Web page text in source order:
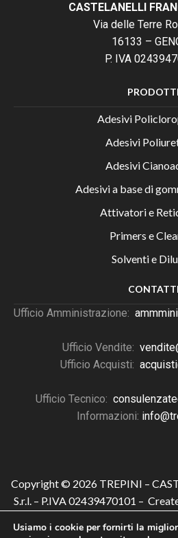
CASTELANELLI
Via delle Terre
16133 –
P. IVA
PRODOTTI
Adesivi
Adesivi
Adesivi
Adesivi a base di
Attivatori e
Primers e
Solventi e
CONTATTI
Ufficio Amministrazione:
Ufficio Vendite:
Ufficio Acquisti:
Ufficio Tecnico:
Informazioni:
Copyright © 2026 TREPINI –
S.r.l. – P.IVA 02439470101 –
Privacy Policy
Usiamo i cookie per fornirti la